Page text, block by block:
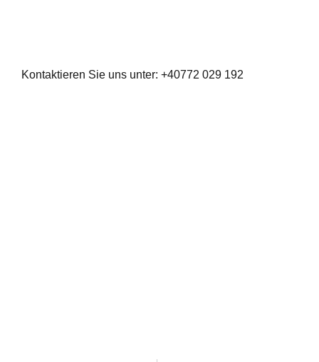
Kontaktieren Sie uns unter: +40772 029 192